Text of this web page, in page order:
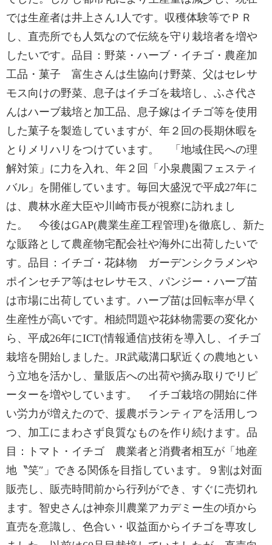
では生産者は井上さん1人です。収穫体験等でＰＲ
し、直売所でも人気なので伝統を守り栽培者を増や
したいです。品目：野菜・ハーブ・イチゴ・農産加
工品・菓子 富生さんは生協向け野菜、父はセレサ
モス向けの野菜、息子はイチゴを栽培し、ふさ代さ
んはハーブ栽培と加工品、息子嫁はイチゴ等を使用
した菓子を製造していますが、年２回の長期休暇を
とりメリハリをつけています。 「地域住民への理
解対策」に力を入れ、年２回「小泉農園フェスティ
バル」を開催しています。毎回大盛況で平成27年に
は、農林水産大臣や川崎市長が視察に訪れまし
た。 今後はGAP(農業生産工程管理)を徹底し、新た
な販路として農産物宅配会社や海外に出荷したいで
す。品目：イチゴ・花鉢物 ガーデンシクラメンや
ポインセチア等はセレサモス、パンジー・ハーブ苗
は市場に出荷しています。ハーブ苗は回転率が早く
生産性が高いです。相続問題や花鉢物需要の変化か
ら、平成26年にICT(情報通信)技術を導入し、イチゴ
栽培を開始しました。JR武蔵溝口駅近くの農地とい
う立地を活かし、量販店への出荷や摘み取りでリピ
ーターを増やしています。 イチゴ栽培の開始に伴
い労力が増えたので、援農ボランティアを活用しつ
つ、加工にまわさず良質なものを作り続けます。品
目：トマト・イチゴ 農業者と消費者相互が「地産
地〝笑″」できる関係を目指しています。９割は対面
販売し、販売時間前から行列ができ、すぐに売切れ
ます。智史さんは神奈川農業アカデミー生の頃から
直売を意識し、色合い・収益面からイチゴを専攻し